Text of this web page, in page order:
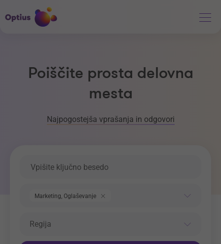
Poiščite prosta delovna
mesta
Najpogostejša vprašanja in odgovori
Marketing, Oglaševanje, PR
Regija